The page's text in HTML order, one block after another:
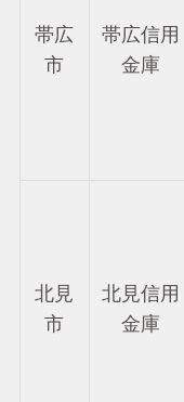
帯広
市
帯広信用
金庫
北見
市
北見信用
金庫